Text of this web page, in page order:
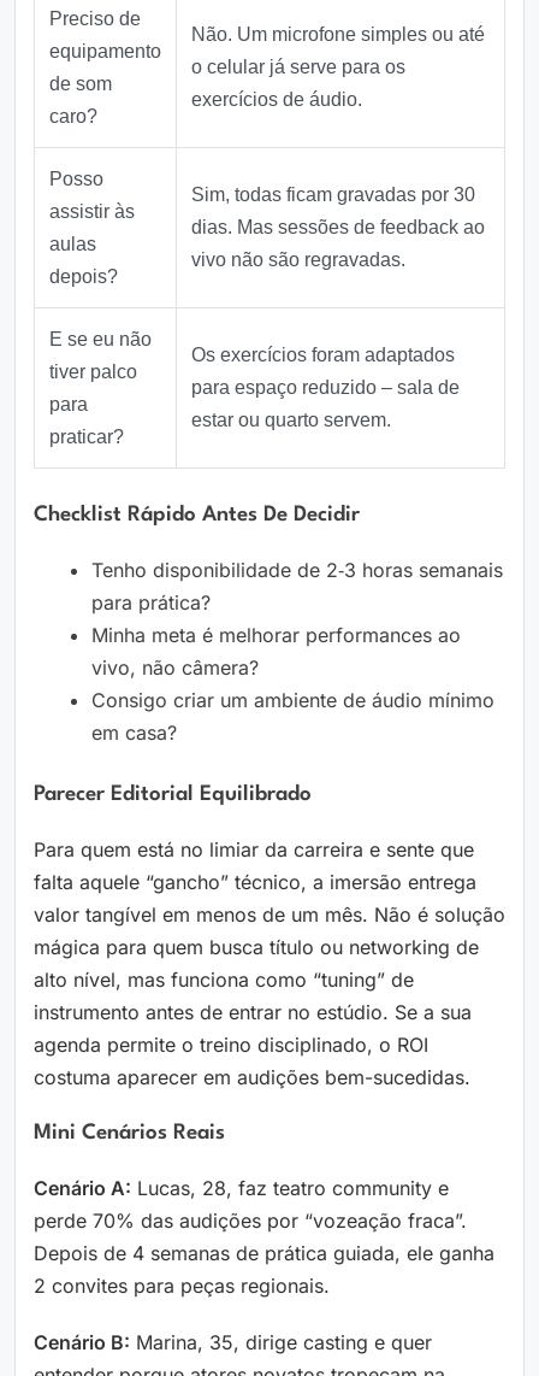
Preciso de
equipamento
de som
caro?
Não. Um microfone simples ou até
o celular já serve para os
exercícios de áudio.
Posso
assistir às
aulas
depois?
Sim, todas ficam gravadas por 30
dias. Mas sessões de feedback ao
vivo não são regravadas.
E se eu não
tiver palco
para
praticar?
Os exercícios foram adaptados
para espaço reduzido – sala de
estar ou quarto servem.
Checklist Rápido Antes De Decidir
Tenho disponibilidade de 2‑3 horas semanais
para prática?
Minha meta é melhorar performances ao
vivo, não câmera?
Consigo criar um ambiente de áudio mínimo
em casa?
Parecer Editorial Equilibrado
Para quem está no limiar da carreira e sente que
falta aquele “gancho” técnico, a imersão entrega
valor tangível em menos de um mês. Não é solução
mágica para quem busca título ou networking de
alto nível, mas funciona como “tuning” de
instrumento antes de entrar no estúdio. Se a sua
agenda permite o treino disciplinado, o ROI
costuma aparecer em audições bem-sucedidas.
Mini Cenários Reais
Cenário A: Lucas, 28, faz teatro community e
perde 70% das audições por “vozeação fraca”.
Depois de 4 semanas de prática guiada, ele ganha
2 convites para peças regionais.
Cenário B: Marina, 35, dirige casting e quer